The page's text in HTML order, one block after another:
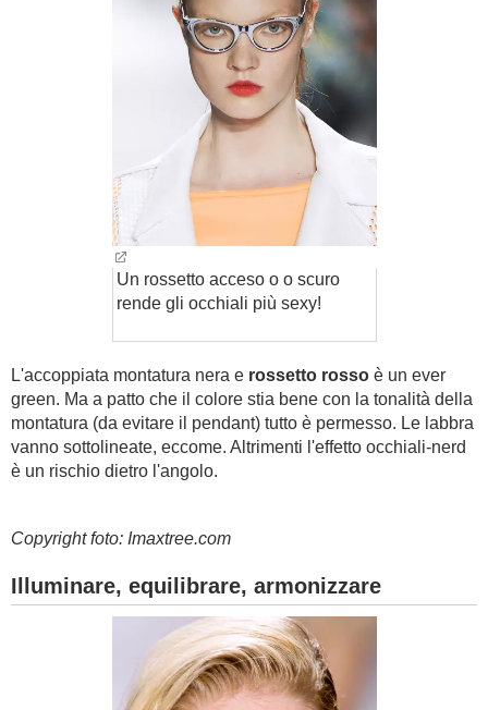
Un rossetto acceso o o scuro
rende gli occhiali più sexy!
L'accoppiata montatura nera e rossetto rosso è un ever
green. Ma a patto che il colore stia bene con la tonalità della
montatura (da evitare il pendant) tutto è permesso. Le labbra
vanno sottolineate, eccome. Altrimenti l'effetto occhiali-nerd
è un rischio dietro l'angolo.
Copyright foto: Imaxtree.com
Illuminare, equilibrare, armonizzare